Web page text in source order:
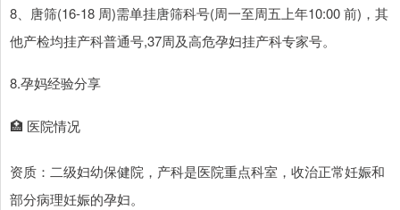
8、唐筛(16-18 周)需单挂唐筛科号(周一至周五上年10:00 前)，其
他产检均挂产科普通号,37周及高危孕妇挂产科专家号。
8.孕妈经验分享
🏥 医院情况
资质：二级妇幼保健院，产科是医院重点科室，收治正常妊娠和
部分病理妊娠的孕妇。